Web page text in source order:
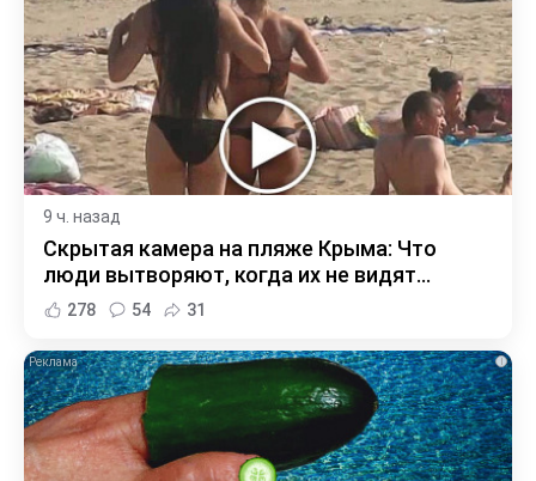
9 ч. назад
Скрытая камера на пляже Крыма: Что
люди вытворяют, когда их не видят...
278 54 31
i